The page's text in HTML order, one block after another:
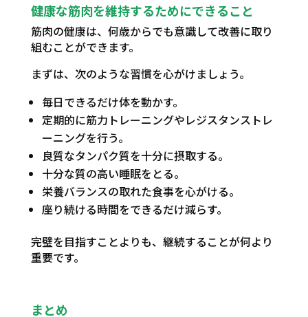
健康な筋肉を維持するためにできること
筋肉の健康は、何歳からでも意識して改善に取り
組むことができます。
まずは、次のような習慣を心がけましょう。
毎日できるだけ体を動かす。
定期的に筋力トレーニングやレジスタンストレ
ーニングを行う。
良質なタンパク質を十分に摂取する。
十分な質の高い睡眠をとる。
栄養バランスの取れた食事を心がける。
座り続ける時間をできるだけ減らす。
完璧を目指すことよりも、継続することが何より
重要です。
まとめ